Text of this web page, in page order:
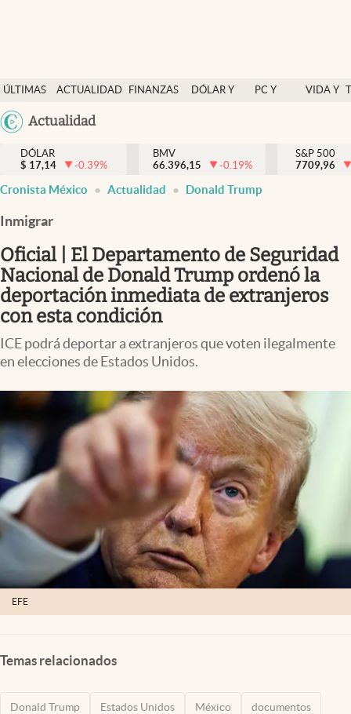
ÚLTIMAS
NOTICIAS
ACTUALIDAD
FINANZAS
DÓLAR Y
PC Y
VIDA Y
México
Actualidad
Actualidad
Finanzas y economía
Dólar y mercados
Pc y celular
Vida y estilo
Clima
Espiritualidad
Mediakit
abre en nueva pestaña
México
DÓLAR
$ 17,14 -0.39%
BMV
66.396,15
-0.19%
S&P 500
7709,96
Cronista México Actualidad Donald Trump
Inmigrar
Oficial | El Departamento de Seguridad
Nacional de Donald Trump ordenó la
deportación inmediata de extranjeros
con esta condición
ICE podrá deportar a extranjeros que voten ilegalmente
en elecciones de Estados Unidos.
EFE
Temas relacionados
Donald Trump Estados Unidos México documentos